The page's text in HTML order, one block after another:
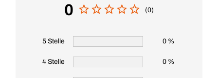
0 (0)
5 Stelle 0 %
4 Stelle 0 %